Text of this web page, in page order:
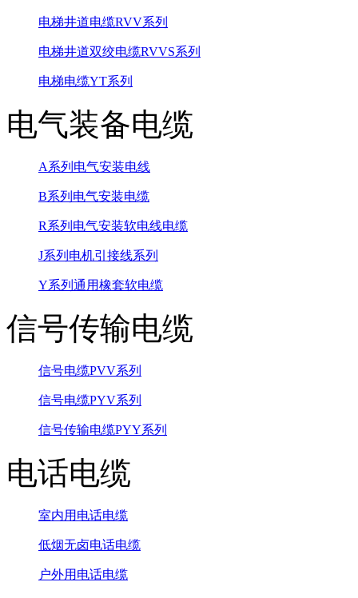
电梯井道电缆RVV系列
电梯井道双绞电缆RVVS系列
电梯电缆YT系列
电气装备电缆
A系列电气安装电线
B系列电气安装电缆
R系列电气安装软电线电缆
J系列电机引接线系列
Y系列通用橡套软电缆
信号传输电缆
信号电缆PVV系列
信号电缆PYV系列
信号传输电缆PYY系列
电话电缆
室内用电话电缆
低烟无卤电话电缆
户外用电话电缆